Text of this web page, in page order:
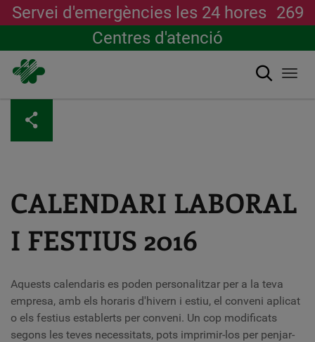
contingut
Servei d'emergències les 24 hores 269
Centres d'atenció
Cerca
CALENDARI LABORAL
I FESTIUS 2016
Aquests calendaris es poden personalitzar per a la teva
empresa, amb els horaris d'hivern i estiu, el conveni aplicat
o els festius establerts per conveni. Un cop modificats
segons les teves necessitats, pots imprimir-los per penjar-